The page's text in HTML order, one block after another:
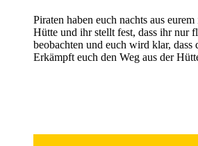
Piraten haben euch nachts aus
Hütte und ihr stellt fest, dass ihr nur
beobachten und euch wird klar,
Erkämpft euch den Weg aus der